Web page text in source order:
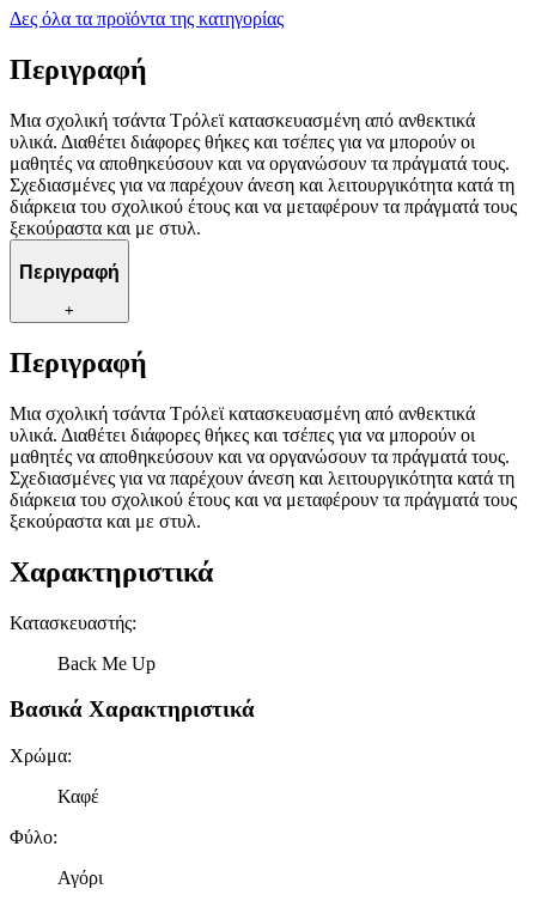
Δες όλα τα προϊόντα της κατηγορίας
Περιγραφή
Μια σχολική τσάντα Τρόλεϊ κατασκευασμένη από ανθεκτικά
υλικά. Διαθέτει διάφορες θήκες και τσέπες για να μπορούν οι
μαθητές να αποθηκεύσουν και να οργανώσουν τα πράγματά τους.
Σχεδιασμένες για να παρέχουν άνεση και λειτουργικότητα κατά τη
διάρκεια του σχολικού έτους και να μεταφέρουν τα πράγματά τους
ξεκούραστα και με στυλ.
Περιγραφή
+
Περιγραφή
Μια σχολική τσάντα Τρόλεϊ κατασκευασμένη από ανθεκτικά
υλικά. Διαθέτει διάφορες θήκες και τσέπες για να μπορούν οι
μαθητές να αποθηκεύσουν και να οργανώσουν τα πράγματά τους.
Σχεδιασμένες για να παρέχουν άνεση και λειτουργικότητα κατά τη
διάρκεια του σχολικού έτους και να μεταφέρουν τα πράγματά τους
ξεκούραστα και με στυλ.
Χαρακτηριστικά
Κατασκευαστής:
Back Me Up
Βασικά Χαρακτηριστικά
Χρώμα:
Καφέ
Φύλο:
Αγόρι